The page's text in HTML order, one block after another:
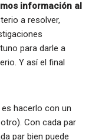
información al
a resolver,
para darle a
Y así el final
hacerlo con un
Con cada par
par bien puede